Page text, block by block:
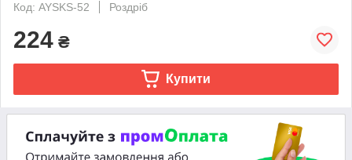
Код: AYSKS-52
Роздріб
224 ₴
Купити